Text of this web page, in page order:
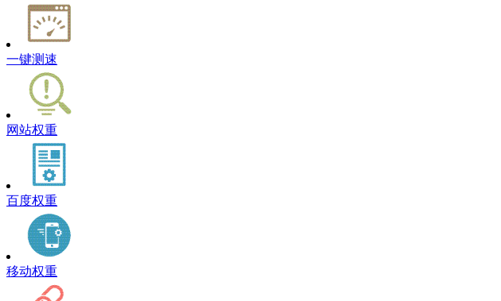
一键测速
网站权重
百度权重
移动权重